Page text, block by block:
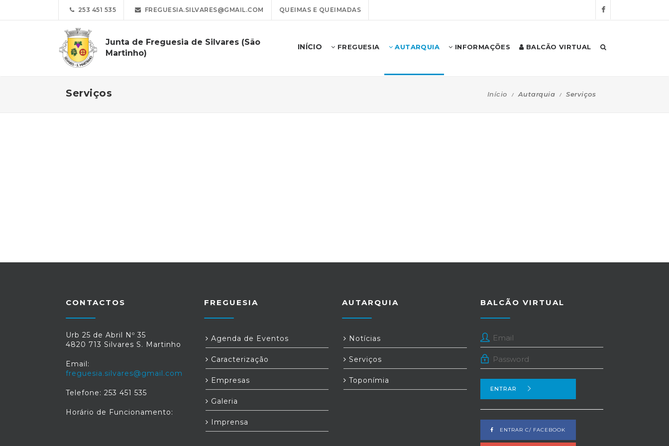
253 451 535 FREGUESIA.SILVARES@GMAIL.COM QUEIMAS E QUEIMADAS
Junta de Freguesia de Silvares (São
Martinho)
INÍCIO FREGUESIA AUTARQUIA INFORMAÇÕES BALCÃO VIRTUAL
Serviços Início Autarquia Serviços
CONTACTOS
Urb 25 de Abril Nº 35
4820 713 Silvares S. Martinho
Email:
freguesia.silvares@gmail.com
Telefone: 253 451 535
Horário de Funcionamento:
FREGUESIA
Agenda de Eventos
Caracterização
Empresas
Galeria
Imprensa
AUTARQUIA
Notícias
Serviços
Toponímia
BALCÃO VIRTUAL
ENTRAR
ENTRAR C/ FACEBOOK